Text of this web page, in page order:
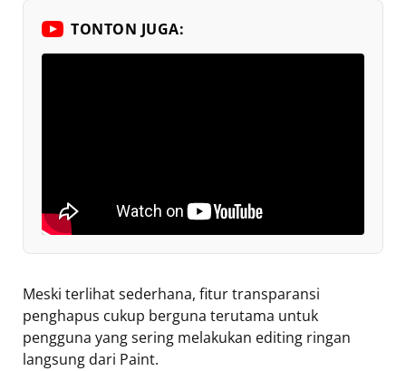
TONTON JUGA:
Meski terlihat sederhana, fitur transparansi
penghapus cukup berguna terutama untuk
pengguna yang sering melakukan editing ringan
langsung dari Paint.